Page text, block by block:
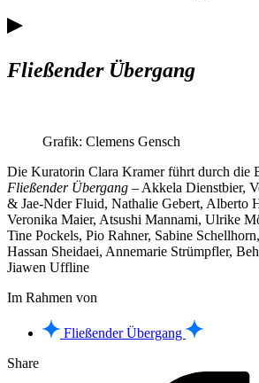
Fließender Übergang
Grafik: Clemens Gensch
Die Kuratorin Clara Kramer führt durch die
Fließender Übergang – Akkela Dienstbier,
& Jae-Nder Fluid, Nathalie Gebert, Alberto
Veronika Maier, Atsushi Mannami, Ulrike
Tine Pockels, Pio Rahner, Sabine
Hassan Sheidaei, Annemarie Strümpfler,
Jiawen Uffline
Im Rahmen von
Fließender Übergang
Share